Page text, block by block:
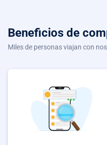
Beneficios de
Miles de personas viajan con